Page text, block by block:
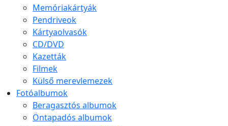
Memóriakártyák
Pendriveok
Kártyaolvasók
CD/DVD
Kazetták
Filmek
Külső merevlemezek
Fotóalbumok
Beragasztós albumok
Öntapadós albumok